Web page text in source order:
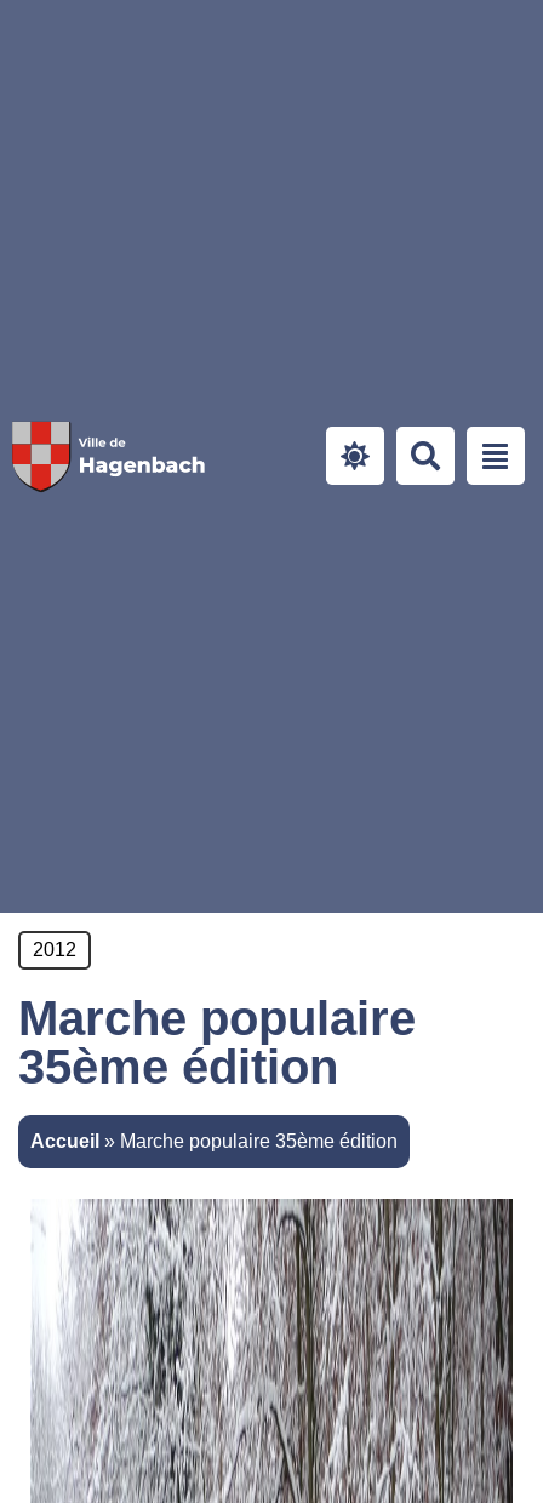
2012
Marche populaire
35ème édition
Accueil » Marche populaire 35ème édition